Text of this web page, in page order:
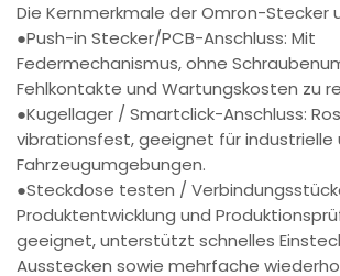
Die Kernmerkmale der Omron-Stecker
●Push-in Stecker/PCB-Anschluss: Mit
Federmechanismus, ohne
Fehlkontakte und Wartungskosten zu
●Kugellager / Smartclick-Anschluss:
vibrationsfest, geeignet für industrielle
Fahrzeugumgebungen.
●Steckdose testen /
Produktentwicklung und
geeignet, unterstützt schnelles
Ausstecken sowie mehrfache